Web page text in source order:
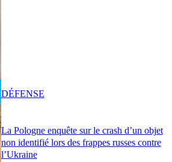
La Pologne enquête sur le crash d’un objet
non identifié lors des frappes russes contre
l’Ukraine
DÉFENSE